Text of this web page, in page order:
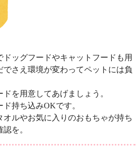
ッグフードやキャットフードも用
さえ環境が変わってペットには負
を用意してあげましょう。
持ち込みOKです。
ルやお気に入りのおもちゃが持ち
を。